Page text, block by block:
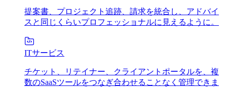
提案書、プロジェクト追跡、請求を統合し、アドバイ
スと同じくらいプロフェッショナルに見えるように。
ITサービス
チケット、リテイナー、クライアントポータルを、複
数のSaaSツールをつなぎ合わせることなく管理できま